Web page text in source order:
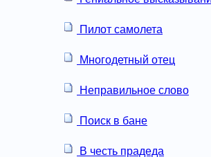
Пилот самолета
Многодетный отец
Неправильное слово
Поиск в бане
В честь прадеда